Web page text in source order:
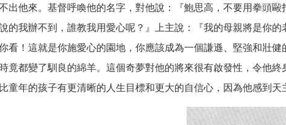
出他來。基督呼喚他的名字，對他說：『鮑思高，不要用拳頭
說的我辦不到，誰教我用愛心呢？』上主說：『我的母親將是你
看！這就是你施愛心的園地，你應該成為一個謙遜、堅強和壯
竟都變了馴良的綿羊。這個奇夢對他的將來很有啟發性，令他
童年的孩子有更清晰的人生目標和更大的自信心，因為他感到